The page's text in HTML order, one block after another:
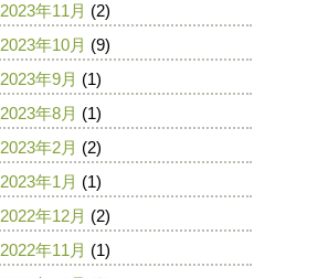
2023年11月 (2)
2023年10月 (9)
2023年9月 (1)
2023年8月 (1)
2023年2月 (2)
2023年1月 (1)
2022年12月 (2)
2022年11月 (1)